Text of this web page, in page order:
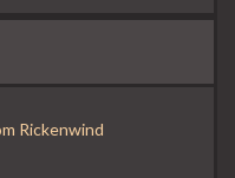
Rickenwind